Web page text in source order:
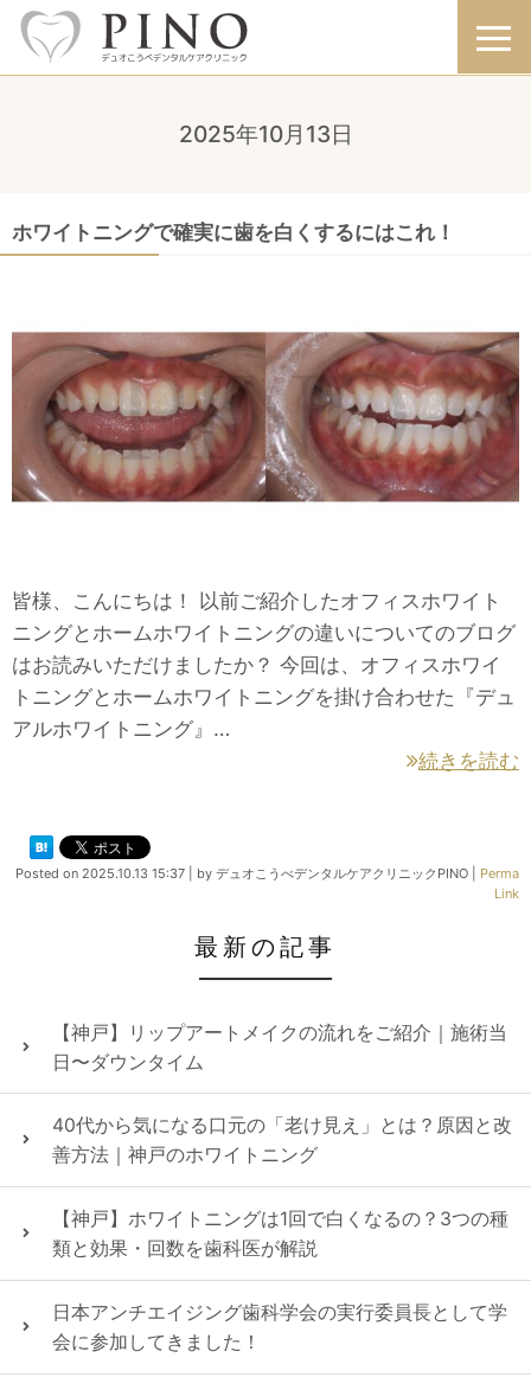
2025年10月13日
ホワイトニングで確実に歯を白くするにはこれ！
皆様、こんにちは！ 以前ご紹介したオフィスホワイト
ニングとホームホワイトニングの違いについてのブログ
はお読みいただけましたか？ 今回は、オフィスホワイ
トニングとホームホワイトニングを掛け合わせた『デュ
アルホワイトニング』…
続きを読む
Posted on 2025.10.13 15:37 by デュオこうべデンタルケアクリニックPINO
Perma
Link
最新の記事
【神戸】リップアートメイクの流れをご紹介｜施術当
日〜ダウンタイム
40代から気になる口元の「老け見え」とは？原因と改
善方法｜神戸のホワイトニング
【神戸】ホワイトニングは1回で白くなるの？3つの種
類と効果・回数を歯科医が解説
日本アンチエイジング歯科学会の実行委員長として学
会に参加してきました！